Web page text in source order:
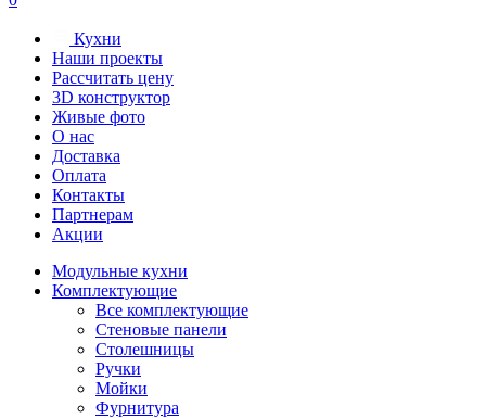
Кухни
Наши проекты
Рассчитать цену
3D конструктор
Живые фото
О нас
Доставка
Оплата
Контакты
Партнерам
Акции
Модульные кухни
Комплектующие
Все комплектующие
Стеновые панели
Столешницы
Ручки
Мойки
Фурнитура